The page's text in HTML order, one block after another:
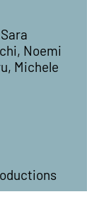
Noemi
Michele